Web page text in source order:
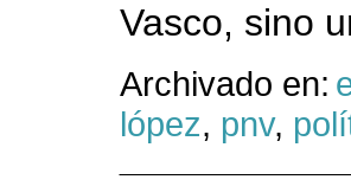
Vasco, sino
Archivado en:
lópez, pnv,